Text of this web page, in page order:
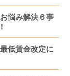
悩み解決６事
低賃金改定に